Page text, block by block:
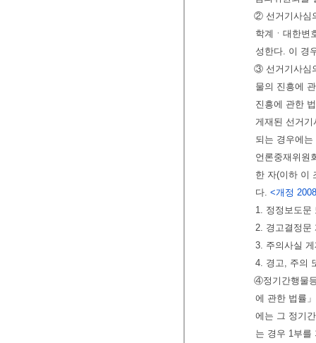
② 선거기사심
학계ㆍ대한변
성한다. 이 경
③ 선거기사심
물의 진흥에
진흥에 관한
게재된 선거
되는 경우에
언론중재위원
한 자(이하 이
다. <개정
1. 정정보도문
2. 경고결정문
3. 주의사실
4. 경고, 주의
④정기간행물
에 관한 법률
에는 그 정기
는 경우 1부를